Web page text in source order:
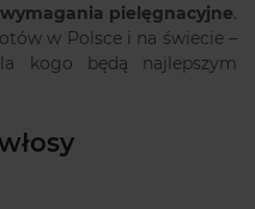
pielęgnacyjne.
w Polsce i na świecie –
kogo będą najlepszym